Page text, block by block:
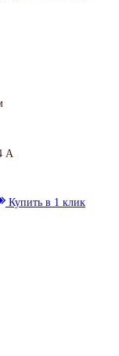
А
Купить в 1 клик